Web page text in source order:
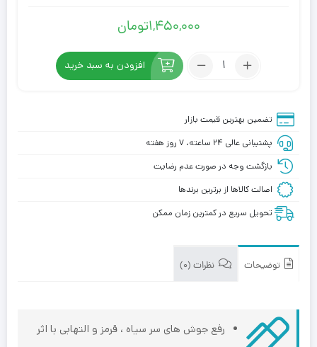
1,450,000تومان
تعداد:
متد
افزودن به سبد خرید
تضمین بهترین قیمت بازار
پشتیبانی عالی ۲۴ ساعته، ۷ روز هفته
بازگشت وجه در صورت عدم رضایت
اصالت کالاها از برترین برندها
تحویل سریع در کمترین زمان ممکن
توضیحات نظرات (0)
رفع جوش های سر سیاه ، قرمز و التهابی با اثر